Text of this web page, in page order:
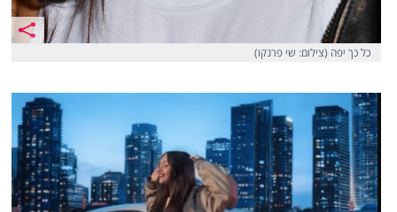
כל כך יפה (צילום: שי פרנקו)